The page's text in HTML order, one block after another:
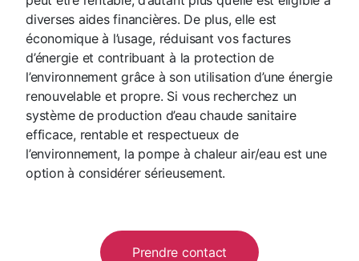
diverses aides financières. De plus, elle est
économique à l’usage, réduisant vos factures
d’énergie et contribuant à la protection de
l’environnement grâce à son utilisation d’une énergie
renouvelable et propre. Si vous recherchez un
système de production d’eau chaude sanitaire
efficace, rentable et respectueux de
l’environnement, la pompe à chaleur air/eau est une
option à considérer sérieusement.
Prendre contact